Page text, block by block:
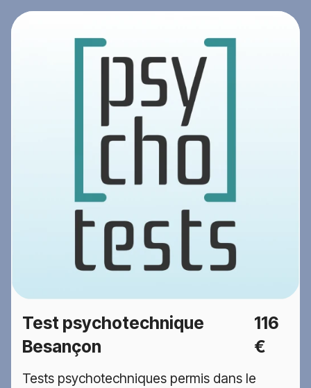
Test psychotechnique
Besançon
116
€
Tests psychotechniques permis dans le